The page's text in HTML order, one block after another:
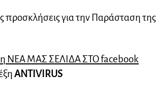
προσκλήσεις για την Παράσταση της
ΝΕΑ ΜΑΣ ΣΕΛΙΔΑ ΣΤΟ facebook
ANTIVIRUS